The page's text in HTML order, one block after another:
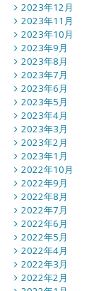
2023年12月
2023年11月
2023年10月
2023年9月
2023年8月
2023年7月
2023年6月
2023年5月
2023年4月
2023年3月
2023年2月
2023年1月
2022年10月
2022年9月
2022年8月
2022年7月
2022年6月
2022年5月
2022年4月
2022年3月
2022年2月